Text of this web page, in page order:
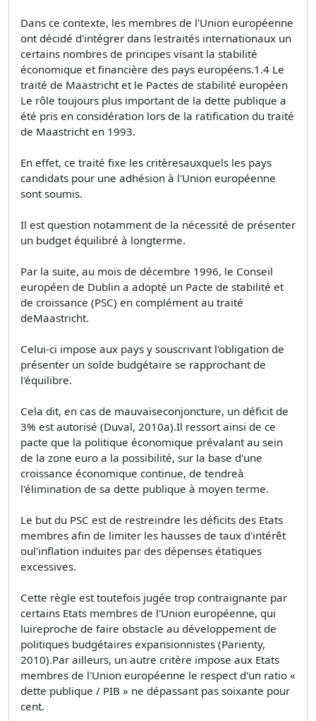
Dans ce contexte, les membres de l'Union européenne
ont décidé d'intégrer dans lestraités internationaux un
certains nombres de principes visant la stabilité
économique et financière des pays européens.1.4 Le
traité de Maastricht et le Pactes de stabilité européen
Le rôle toujours plus important de la dette publique a
été pris en considération lors de la ratification du traité
de Maastricht en 1993.
En effet, ce traité fixe les critèresauxquels les pays
candidats pour une adhésion à l'Union européenne
sont soumis.
Il est question notamment de la nécessité de présenter
un budget équilibré à longterme.
Par la suite, au mois de décembre 1996, le Conseil
européen de Dublin a adopté un Pacte de stabilité et
de croissance (PSC) en complément au traité
deMaastricht.
Celui-ci impose aux pays y souscrivant l'obligation de
présenter un solde budgétaire se rapprochant de
l'équilibre.
Cela dit, en cas de mauvaiseconjoncture, un déficit de
3% est autorisé (Duval, 2010a).Il ressort ainsi de ce
pacte que la politique économique prévalant au sein
de la zone euro a la possibilité, sur la base d'une
croissance économique continue, de tendreà
l'élimination de sa dette publique à moyen terme.
Le but du PSC est de restreindre les déficits des Etats
membres afin de limiter les hausses de taux d'intérêt
oul'inflation induites par des dépenses étatiques
excessives.
Cette règle est toutefois jugée trop contraignante par
certains Etats membres de l'Union européenne, qui
luireproche de faire obstacle au développement de
politiques budgétaires expansionnistes (Parienty,
2010).Par ailleurs, un autre critère impose aux Etats
membres de l'Union européenne le respect d'un ratio «
dette publique / PIB » ne dépassant pas soixante pour
cent.